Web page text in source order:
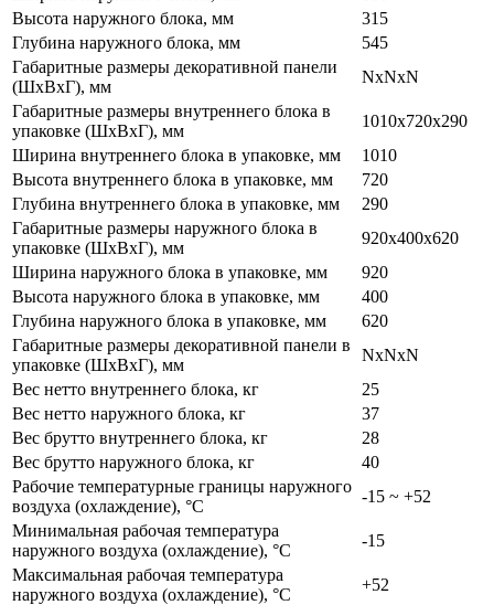
Высота наружного блока, мм
315
Глубина наружного блока, мм
545
Габаритные размеры декоративной панели
(ШхВхГ), мм
NxNxN
Габаритные размеры внутреннего блока в
упаковке (ШхВхГ), мм
1010x720x290
Ширина внутреннего блока в упаковке, мм
1010
Высота внутреннего блока в упаковке, мм
720
Глубина внутреннего блока в упаковке, мм
290
Габаритные размеры наружного блока в
упаковке (ШхВхГ), мм
920x400x620
Ширина наружного блока в упаковке, мм
920
Высота наружного блока в упаковке, мм
400
Глубина наружного блока в упаковке, мм
620
Габаритные размеры декоративной панели в
упаковке (ШхВхГ), мм
NxNxN
Вес нетто внутреннего блока, кг
25
Вес нетто наружного блока, кг
37
Вес брутто внутреннего блока, кг
28
Вес брутто наружного блока, кг
40
Рабочие температурные границы наружного
воздуха (охлаждение), °C
-15 ~ +52
Минимальная рабочая температура
наружного воздуха (охлаждение), °C
-15
Максимальная рабочая температура
наружного воздуха (охлаждение), °C
+52